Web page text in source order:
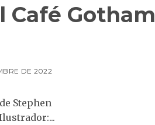
Café Gotham
DE 2022
Stephen